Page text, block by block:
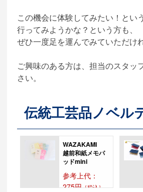
この機会に体験してみたい！とい
行ってみようかな？という方も、
ぜひ一度足を運んでみていただけ
ご興味のある方は、担当のスタッ
さい。
伝統工芸品ノベル
WAZAKAMI
越前和紙メモパ
ッドmini
参考上代：
275円［税込］